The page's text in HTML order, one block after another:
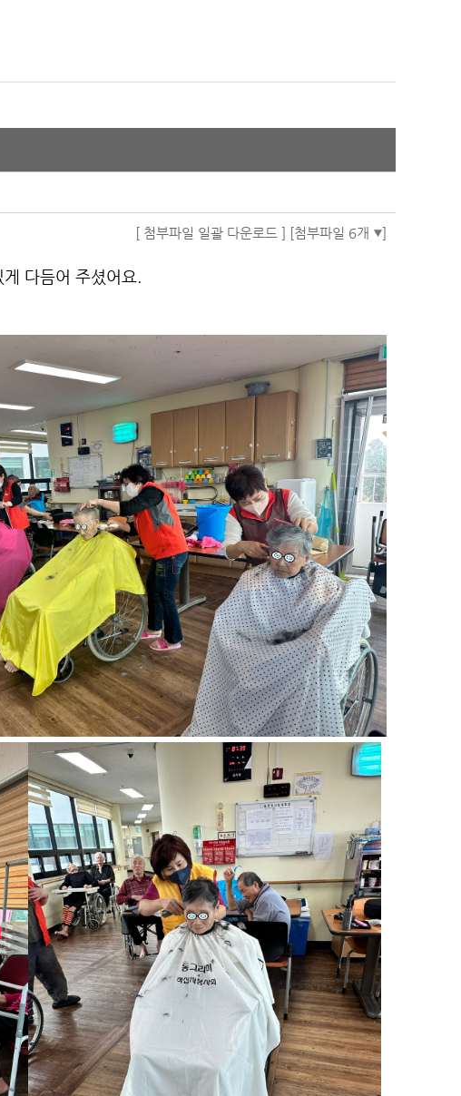
[ 첨부파일 일괄 다운로드 ] [첨부파일 6개 ]
다듬어 주셨어요.